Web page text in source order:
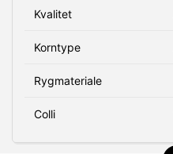
Kvalitet
Korntype
Rygmateriale
Colli